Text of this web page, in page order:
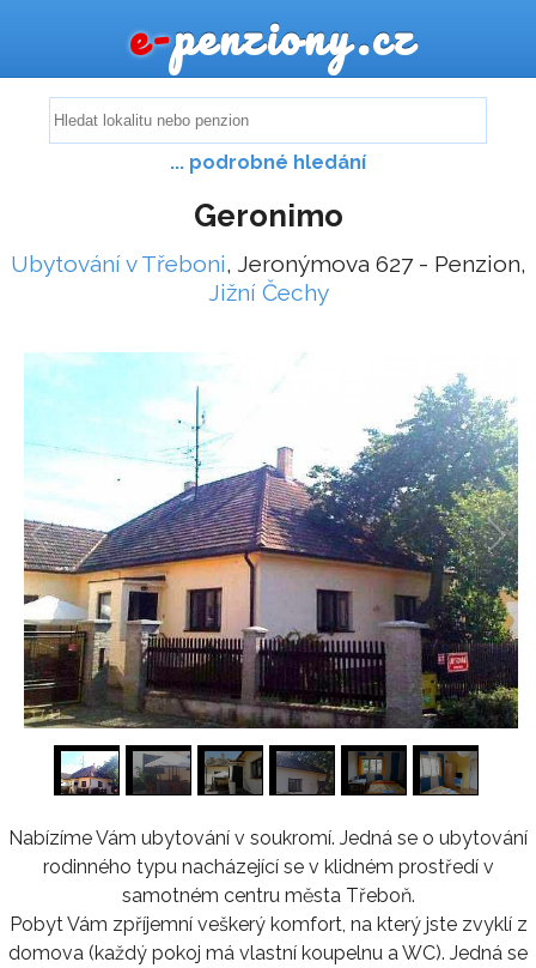
e-penziony.cz
... podrobné hledání
Geronimo
Ubytování v Třeboni, Jeronýmova 627 - Penzion,
Jižní Čechy
1/11
Nabízíme Vám ubytování v soukromí. Jedná se o ubytování
rodinného typu nacházející se v klidném prostředí v
samotném centru města Třeboň.
Pobyt Vám zpříjemní veškerý komfort, na který jste zvyklí z
domova (každý pokoj má vlastní koupelnu a WC). Jedná se